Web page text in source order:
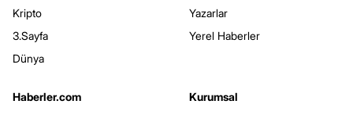
Kripto
3.Sayfa
Dünya
Yazarlar
Yerel Haberler
Haberler.com
Kurumsal